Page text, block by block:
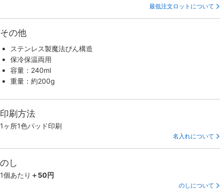
最低注文ロットについて
その他
ステンレス製魔法びん構造
保冷保温両用
容量：240ml
重量：約200g
印刷方法
1ヶ所1色パッド印刷
名入れについて
のし
1個あたり ＋50円
のしについて